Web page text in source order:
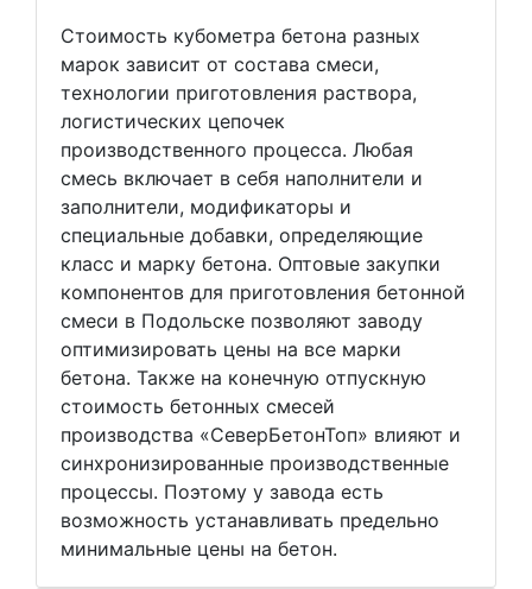
Стоимость кубометра бетона разных
марок зависит от состава смеси,
технологии приготовления раствора,
логистических цепочек
производственного процесса. Любая
смесь включает в себя наполнители и
заполнители, модификаторы и
специальные добавки, определяющие
класс и марку бетона. Оптовые закупки
компонентов для приготовления бетонной
смеси в Подольске позволяют заводу
оптимизировать цены на все марки
бетона. Также на конечную отпускную
стоимость бетонных смесей
производства «СеверБетонТоп» влияют и
синхронизированные производственные
процессы. Поэтому у завода есть
возможность устанавливать предельно
минимальные цены на бетон.